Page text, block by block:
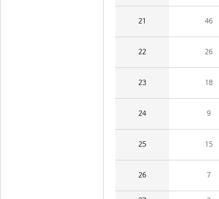
21 46
22 26
23 18
24 9
25 15
26 7